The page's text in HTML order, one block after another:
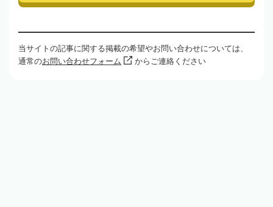
当サイトの記事に関する掲載の希望やお問い合わせについては、
通常のお問い合わせフォーム からご連絡ください